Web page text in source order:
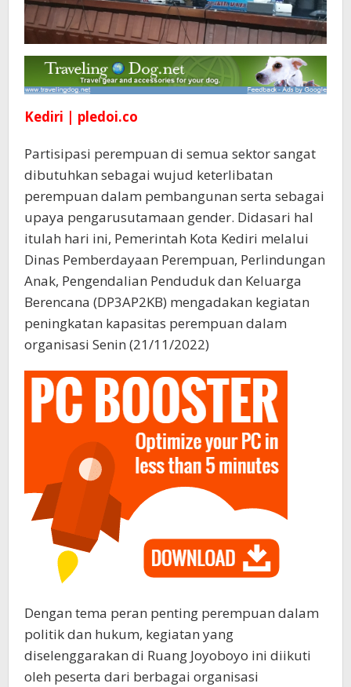
Kediri | pledoi.co
Partisipasi perempuan di semua sektor sangat
dibutuhkan sebagai wujud keterlibatan
perempuan dalam pembangunan serta sebagai
upaya pengarusutamaan gender. Didasari hal
itulah hari ini, Pemerintah Kota Kediri melalui
Dinas Pemberdayaan Perempuan, Perlindungan
Anak, Pengendalian Penduduk dan Keluarga
Berencana (DP3AP2KB) mengadakan kegiatan
peningkatan kapasitas perempuan dalam
organisasi Senin (21/11/2022)
Dengan tema peran penting perempuan dalam
politik dan hukum, kegiatan yang
diselenggarakan di Ruang Joyoboyo ini diikuti
oleh peserta dari berbagai organisasi